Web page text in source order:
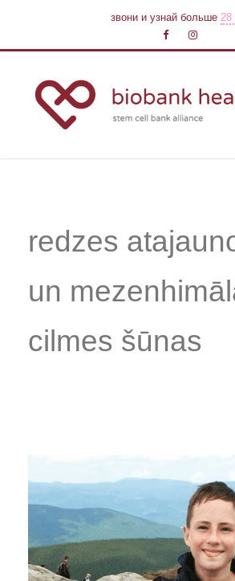
звони и узнай больше28
redzes
un
cilmes šūnas